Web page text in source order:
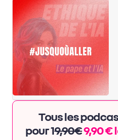
Tous les
pour 19,90€9,90 €